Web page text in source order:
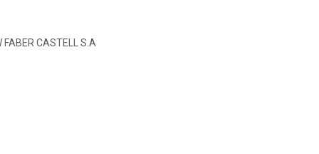
FABER CASTELL S.A